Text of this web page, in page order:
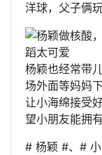
洋球，父子俩
杨颖也经常带
场外面等妈妈
让小海绵接受
望小朋友能拥
# 杨颖 #、#